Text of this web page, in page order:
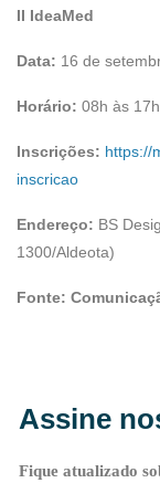
II IdeaMed
Data: 16 de
Horário: 08h às 17h
Inscrições: https://
inscricao
Endereço: BS
1300/Aldeota)
Fonte:
Assine
Fique atualizado